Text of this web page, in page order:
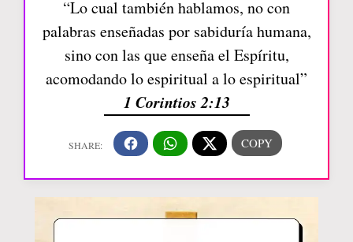
“Lo cual también hablamos, no con
palabras enseñadas por sabiduría humana,
sino con las que enseña el Espíritu,
acomodando lo espiritual a lo espiritual”
1 Corintios 2:13